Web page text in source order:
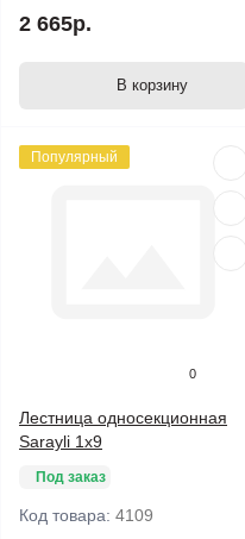
2 665р.
В корзину
Популярный
0
Лестница односекционная
Sarayli 1х9
Под заказ
Код товара: 4109